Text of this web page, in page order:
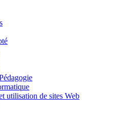
utilisation de sites Web